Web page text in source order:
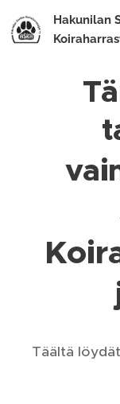
Hakunilan
Täältä